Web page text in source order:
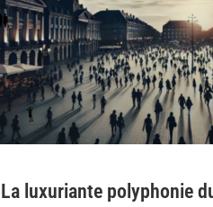
La luxuriante polyphonie